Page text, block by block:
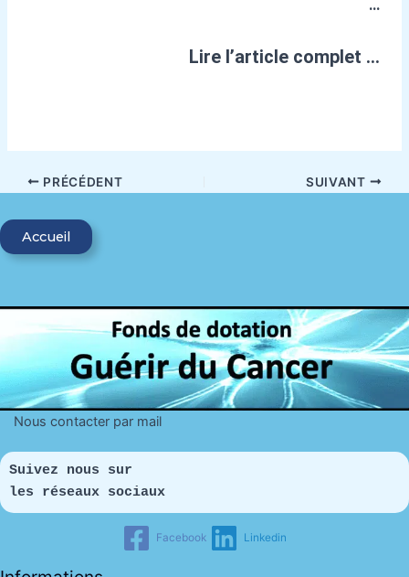
…
Lire l’article complet …
PRÉCÉDENT SUIVANT
Accueil
Nous contacter par mail
Suivez nous sur
les réseaux sociaux
Facebook Linkedin